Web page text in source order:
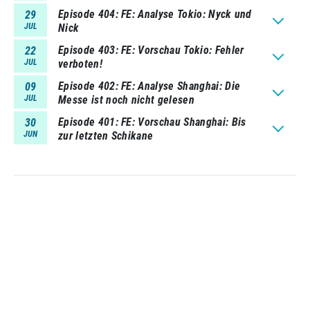
29
JUL
Episode 404 FE: Analyse Tokio: Nyck und
Nick
22
JUL
Episode 403 FE: Vorschau Tokio: Fehler
verboten!
09
JUL
Episode 402 FE: Analyse Shanghai: Die
Messe ist noch nicht gelesen
30
JUN
Episode 401 FE: Vorschau Shanghai: Bis
zur letzten Schikane